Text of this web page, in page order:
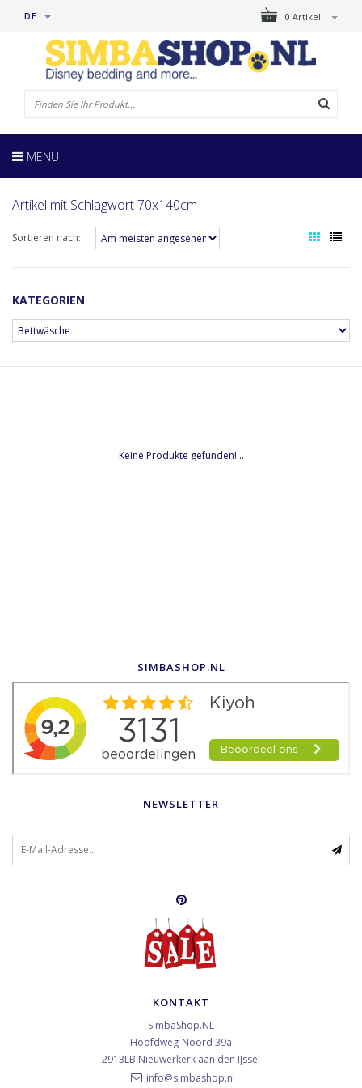
0 Artikel
DE
MENU
Artikel mit Schlagwort 70x140cm
Sortieren nach:
KATEGORIEN
Keine Produkte gefunden!...
SIMBASHOP.NL
NEWSLETTER
KONTAKT
SimbaShop.NL
Hoofdweg-Noord 39a
2913LB Nieuwerkerk aan den IJssel
info@simbashop.nl